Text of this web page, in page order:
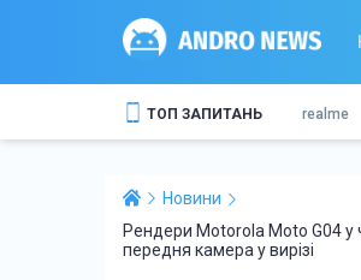
ТОП ЗАПИТАНЬ realme
Новини
Рендери Motorola Moto G04
передня камера у вирізі